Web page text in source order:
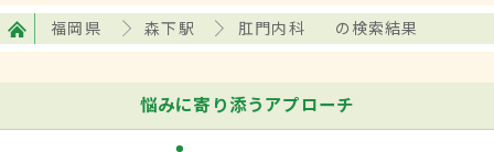
福岡県 森下駅 肛門内科 の検索結果
悩みに寄り添うアプローチ